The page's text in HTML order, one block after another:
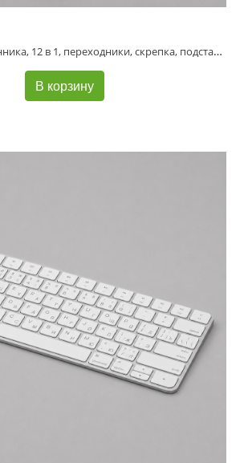
Набор путешественника, 12 в 1, переходники, скрепка, подставка, зеркало, черный, Deppa
В корзину